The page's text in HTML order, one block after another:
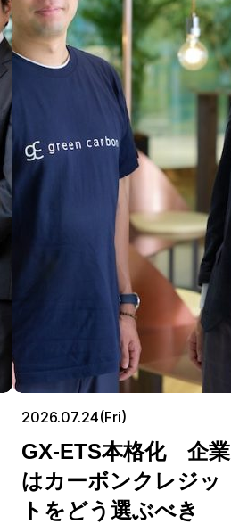
2026.07.24(Fri)
GX-ETS本格化 企業
はカーボンクレジッ
トをどう選ぶべき